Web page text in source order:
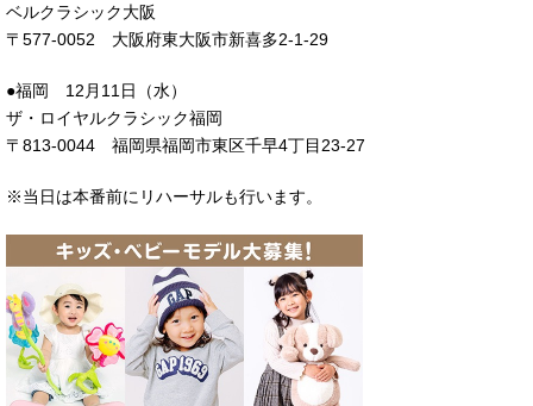
ベルクラシック大阪
〒577-0052 大阪府東大阪市新喜多2-1-29
●福岡 12月11日（水）
ザ・ロイヤルクラシック福岡
〒813-0044 福岡県福岡市東区千早4丁目23-27
※当日は本番前にリハーサルも行います。